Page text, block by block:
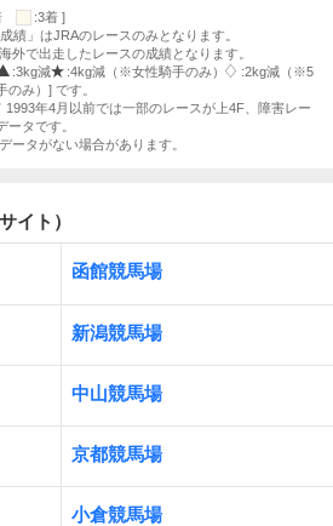
:3着 ]
績」はJRAのレースのみとなります。
で出走したレースの成績となります。
:3kg減 :4kg減（※女性騎手のみ）
:2kg減（※5
み）] です。
年4月以前では一部のレースが上4F、障害レー
ータです。
タがない場合があります。
イト）
函館競馬場
新潟競馬場
中山競馬場
京都競馬場
小倉競馬場